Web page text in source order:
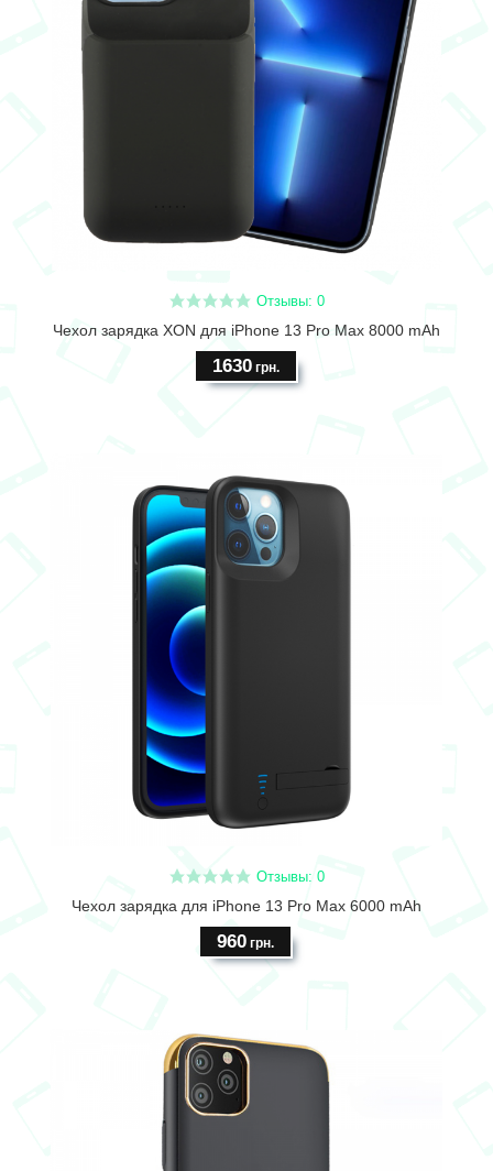
Отзывы: 0
Чехол зарядка XON для iPhone 13 Pro Max 8000 mAh
1630грн.
Отзывы: 0
Чехол зарядка для iPhone 13 Pro Max 6000 mAh
960 грн.